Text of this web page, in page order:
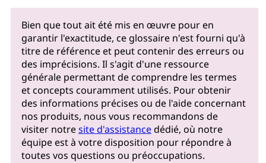
Bien que tout ait été mis en œuvre pour en
garantir l'exactitude, ce glossaire n'est fourni qu'à
titre de référence et peut contenir des erreurs ou
des imprécisions. Il s'agit d'une ressource
générale permettant de comprendre les termes
et concepts couramment utilisés. Pour obtenir
des informations précises ou de l'aide concernant
nos produits, nous vous recommandons de
visiter notresite d'assistancedédié, où notre
équipe est à votre disposition pour répondre à
toutes vos questions ou préoccupations.